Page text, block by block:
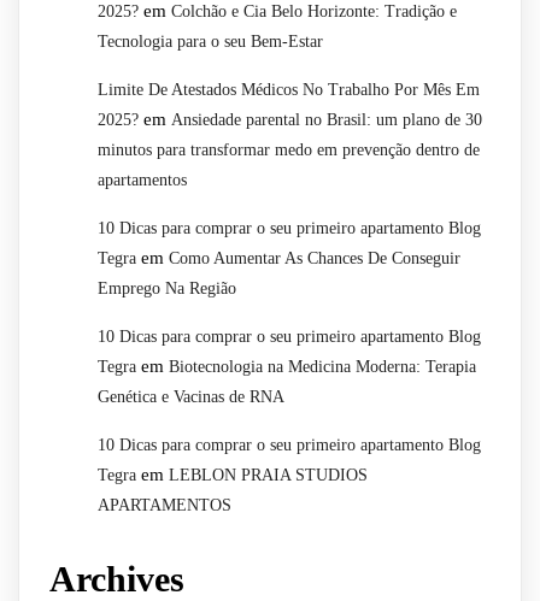
2025? em Colchão e Cia Belo Horizonte: Tradição e
Tecnologia para o seu Bem-Estar
Limite De Atestados Médicos No Trabalho Por Mês Em
2025? em Ansiedade parental no Brasil: um plano de 30
minutos para transformar medo em prevenção dentro de
apartamentos
10 Dicas para comprar o seu primeiro apartamento Blog
Tegra em Como Aumentar As Chances De Conseguir
Emprego Na Região
10 Dicas para comprar o seu primeiro apartamento Blog
Tegra em Biotecnologia na Medicina Moderna: Terapia
Genética e Vacinas de RNA
10 Dicas para comprar o seu primeiro apartamento Blog
Tegra em LEBLON PRAIA STUDIOS
APARTAMENTOS
Archives